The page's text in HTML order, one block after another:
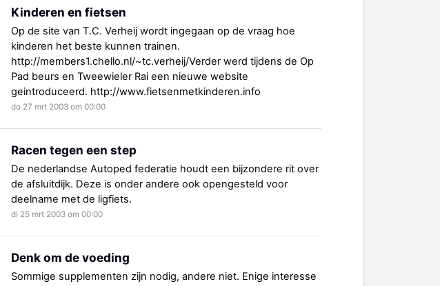
Kinderen en fietsen
Op de site van T.C. Verheij wordt ingegaan op de vraag hoe
kinderen het beste kunnen trainen.
http://members1.chello.nl/~tc.verheij/Verder werd tijdens de Op
Pad beurs en Tweewieler Rai een nieuwe website
geintroduceerd. http://www.fietsenmetkinderen.info
do 27 mrt 2003 om 00:00
Racen tegen een step
De nederlandse Autoped federatie houdt een bijzondere rit over
de afsluitdijk. Deze is onder andere ook opengesteld voor
deelname met de ligfiets.
di 25 mrt 2003 om 00:00
Denk om de voeding
Sommige supplementen zijn nodig, andere niet. Enige interesse